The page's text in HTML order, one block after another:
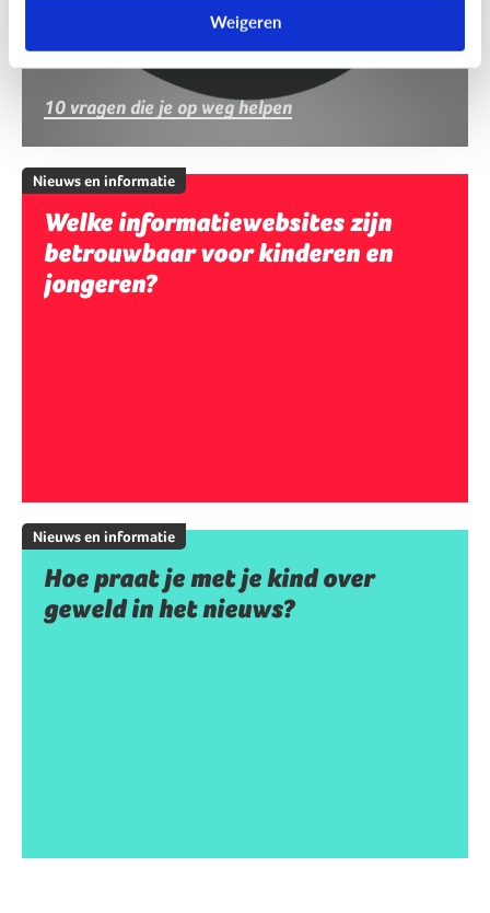
Weigeren
10 vragen die je op weg helpen
Nieuws en informatie
Welke informatiewebsites zijn
betrouwbaar voor kinderen en
jongeren?
Nieuws en informatie
Hoe praat je met je kind over
geweld in het nieuws?